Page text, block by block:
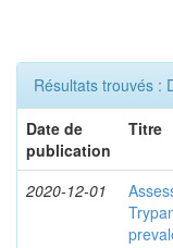
Résultats trouvés :
Date de
publication
Titre
2020-12-01